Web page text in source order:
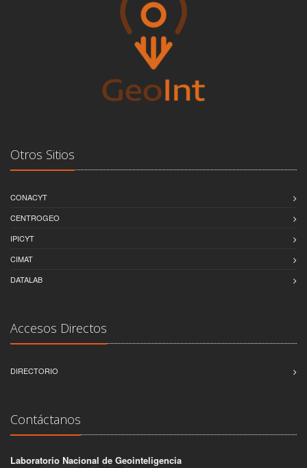
Otros Sitios
CONACYT
CENTROGEO
IPICYT
CIMAT
DATALAB
Accesos Directos
DIRECTORIO
Contáctanos
Laboratorio Nacional de Geointeligencia